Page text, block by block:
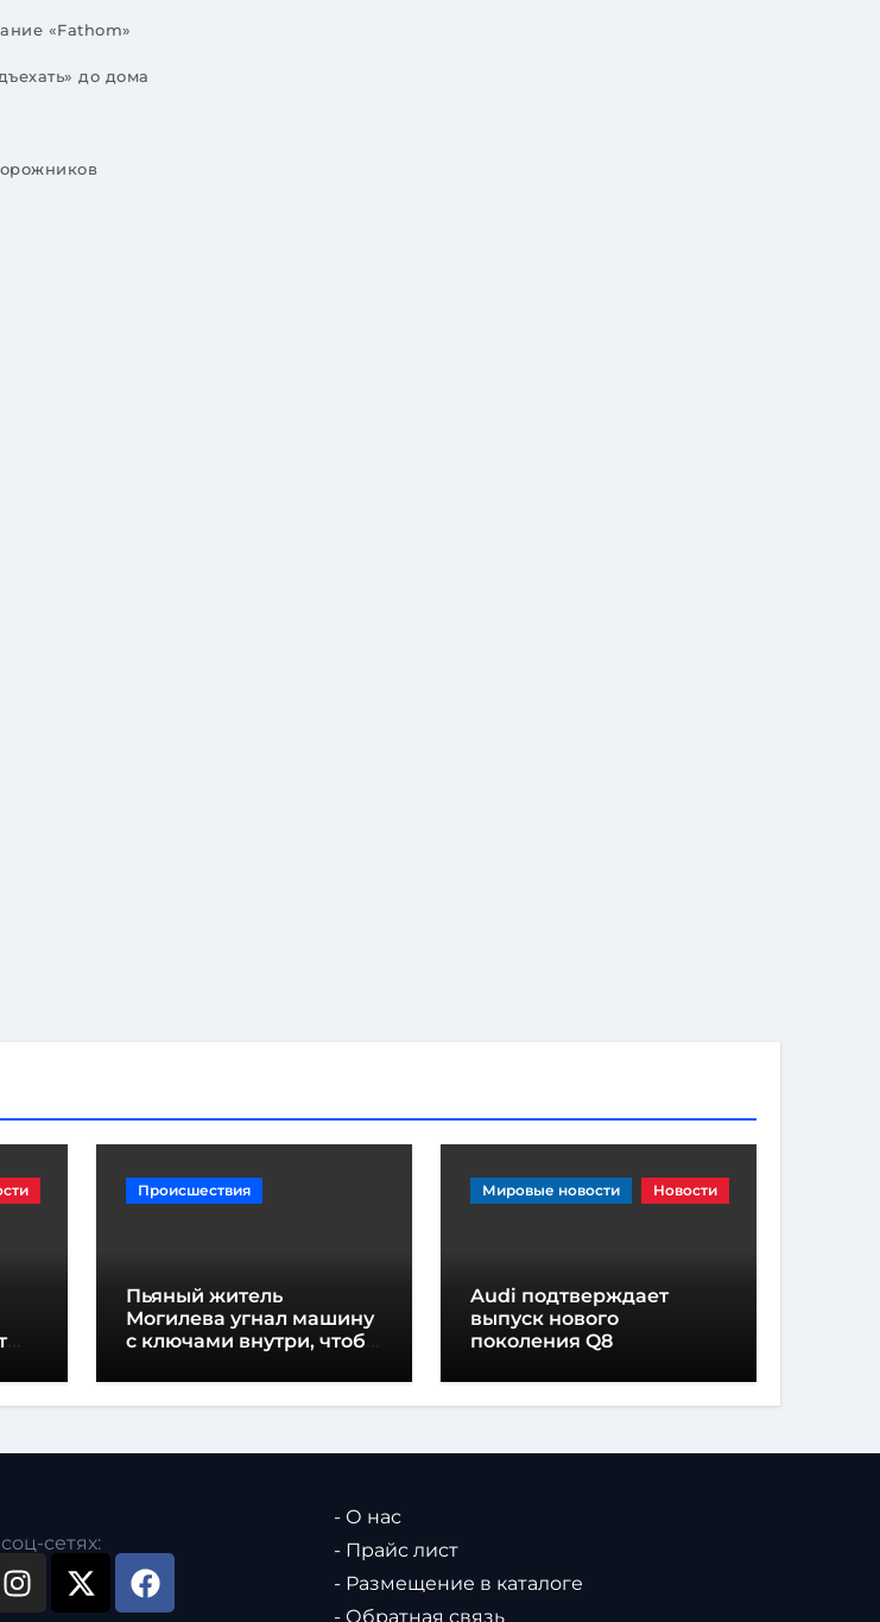
«Fathom»
до дома
Происшествия
Пьяный житель
Могилева угнал машину
с ключами внутри, чтобы
Мировые новости Новости
Audi подтверждает
выпуск нового
поколения Q8
сетях:
- О нас
- Прайс лист
- Размещение в каталоге
- Обратная связь